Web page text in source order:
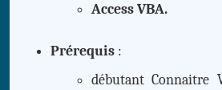
Access VBA.
Prérequis:
débutant Connaitre